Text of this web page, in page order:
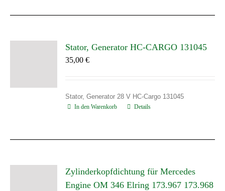
Stator, Generator HC-CARGO 131045
35,00€
Stator, Generator 28 V HC-Cargo 131045
In den Warenkorb Details
Zylinderkopfdichtung für Mercedes
Engine OM 346 Elring 173.967 173.968